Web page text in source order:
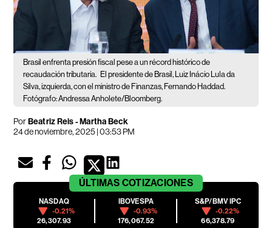
Brasil enfrenta presión fiscal pese a un récord histórico de
recaudación tributaria. El presidente de Brasil, Luiz Inácio Lula da
Silva, izquierda, con el ministro de Finanzas, Fernando Haddad.
Fotógrafo: Andressa Anholete/Bloomberg.
PorBeatriz Reis - Martha Beck
24 de noviembre, 2025 | 03:53 PM
ÚLTIMAS COTIZACIONES
NASDAQ
-0.21%
26,307.93
IBOVESPA
-0.93%
176,067.52
S&P/BMV IPC
-0.22%
66,378.79